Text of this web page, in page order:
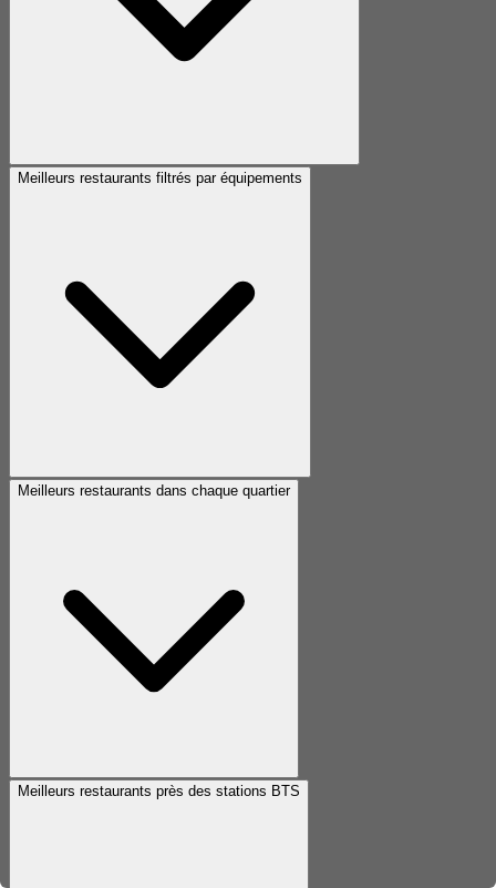
Meilleurs restaurants filtrés par équipements
Meilleurs restaurants dans chaque quartier
Meilleurs restaurants près des stations BTS